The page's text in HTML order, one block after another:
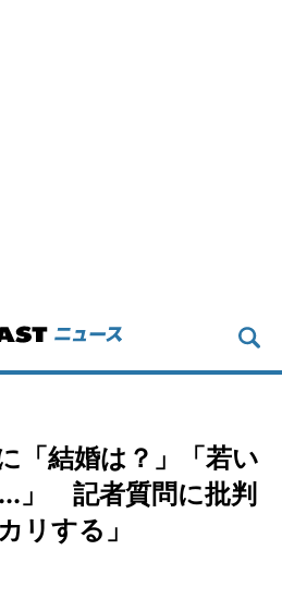
「結婚は？」「若い
」 記者質問に批判
リする」